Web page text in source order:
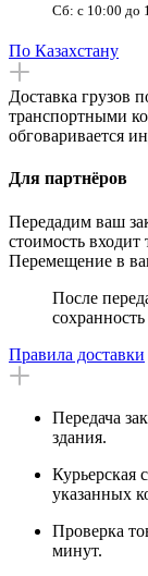
Сб: с 10:00 до
По Казахстану
Доставка грузов
транспортными
обговаривается
Для партнёров
Передадим ваш
стоимость входит
Перемещение в
После
Правила доставки
Передача
здания.
Курьерская
указанных
Проверка
минут.